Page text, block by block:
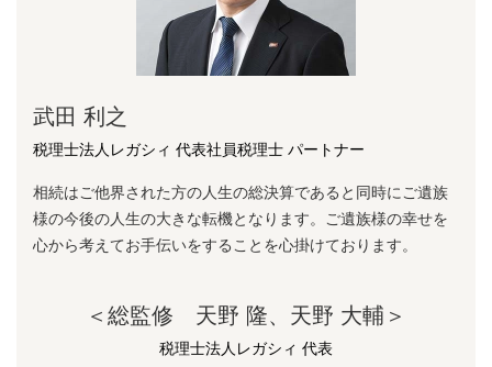
武田 利之
税理士法人レガシィ 代表社員税理士 パートナー
相続はご他界された方の人生の総決算であると同時にご遺族
様の今後の人生の大きな転機となります。ご遺族様の幸せを
心から考えてお手伝いをすることを心掛けております。
＜総監修 天野 隆、天野 大輔＞
税理士法人レガシィ 代表